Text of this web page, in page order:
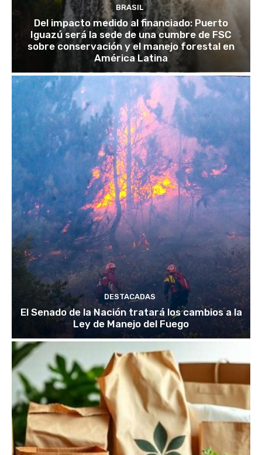
BRASIL
Del impacto medido al financiado: Puerto
Iguazú será la sede de una cumbre de FSC
sobre conservación y el manejo forestal en
América Latina
DESTACADAS
El Senado de la Nación tratará los cambios a la
Ley de Manejo del Fuego